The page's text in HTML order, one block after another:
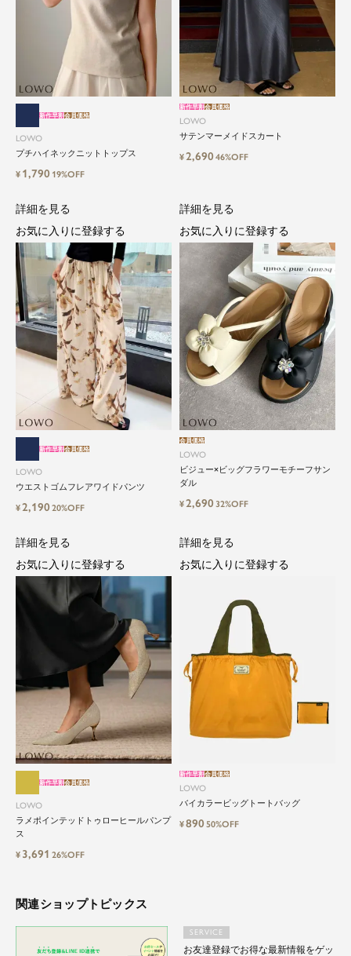
気軽に楽しめる低価格でトレンドを取
LOWO（ロワ）は、アパレルはもちろん、インナ
ー、バッグやシューズ、小物まで、驚くほどリー
ズナブルにラインナップ。
毎日のコーデに、ちょっとした変化を。いつもの
自分に、ちょっとした彩りを。
LOWOは、頑張りすぎないおしゃれを応援しま
す。
LOWO
プチハイネックニットトップス
新作早割会員価格
¥ 1,790 19%OFF
LOWO
サテンマーメイドスカート
新作早割会員価格
¥2,69046%OFF
LOWO
ウエストゴムフレアワイドパンツ
新作早割会員価格
¥2,19020%OFF
詳細を見る
お気に入りに登録する
LOWO
ビジュー×ビッグフラワーモチーフサン
ダル
会員価格
¥2,69032%OFF
詳細を見る
お気に入りに登録する
LOWO
ラメポインテッドトゥローヒールパンプ
ス
新作早割会員価格
¥ 3,691 26%OFF
詳細を見る
お気に入りに登録する
LOWO
バイカラービッグトートバッグ
新作早割会員価格
¥89050%OFF
詳細を見る
お気に入りに登録する
関連ショップトピックス
SERVICE
お友達登録でお得な最新情報をゲッ